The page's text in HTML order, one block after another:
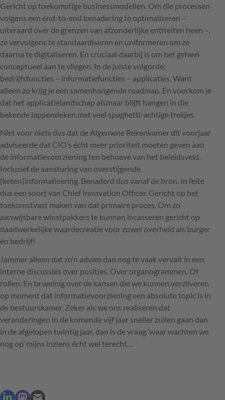
Gericht op toekomstige businessmodellen. Om die processen
volgens een end-to-end benadering te optimaliseren –
uiteraard over de grenzen van afzonderlijke entiteiten heen –,
ze vervolgens te standaardiseren en uniformeren om ze
daarna te digitaliseren. En cruciaal daarbij is om het geheel
conceptueel aan te vliegen. In de juiste volgorde:
bedrijfsfuncties – informatiefuncties – applicaties. Want
alleen zo krijg je een samenhangende roadmap. En voorkom je
dat het applicatielandschap alsmaar blijft hangen in die
bekende lappendeken met veel spaghetti-achtige trekjes.
Niet voor niets dus dat de Algemene Rekenkamer dit voorjaar
adviseerde dat CIO’s écht meer prioriteit moeten geven aan
de informatievoorziening ten behoeve van het beleidsveld.
Inclusief de aansturing van overstijgende
(keten)informatisering. Benaderd dus vanaf de bron. In feite
dus een soort van Chief Innovation Officer. Gericht op het
toekomstvast maken van dat primaire proces. Om zo
aanwijsbare winstpakkers te kunnen incasseren gericht op
daadwerkelijke waardecreatie voor zowel overheid als burger
én bedrijf!
Jammer alleen dat zo’n advies dan nog te vaak vervalt in een
interne discussies over posities. Over organogrammen. Of
rollen. En te weinig over de kansen die we kunnen verzilveren
op moment dat informatievoorziening een absolute topic is in
de bestuurskamer. Zeker als we ons realiseren dat
veranderingen in de komende vijf jaar sneller zullen gaan dan
in de afgelopen twintig jaar, dan is de vraag ‘waar wachten we
nog op’ mijns inziens écht wel terecht…